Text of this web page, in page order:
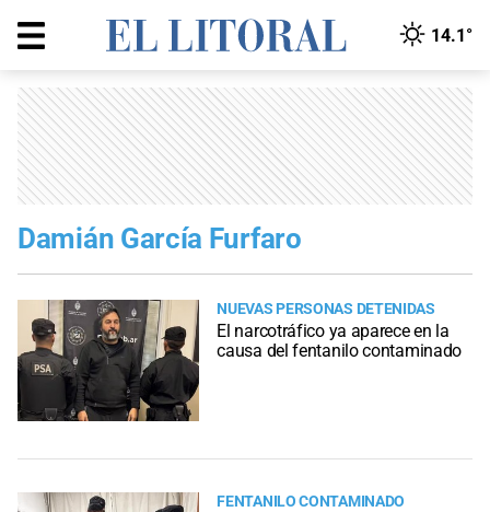
14.1°
Damián García Furfaro
NUEVAS PERSONAS DETENIDAS
El narcotráfico ya aparece en la
causa del fentanilo contaminado
FENTANILO CONTAMINADO